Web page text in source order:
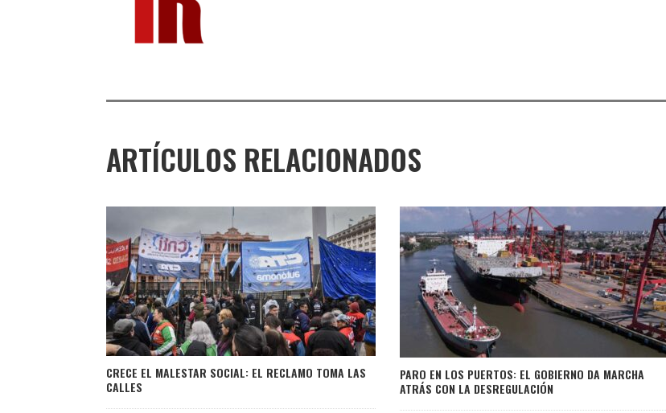
ARTÍCULOS RELACIONADOS
CRECE EL MALESTAR SOCIAL: EL RECLAMO TOMA LAS
CALLES
PARO EN LOS PUERTOS: EL GOBIERNO DA MARCHA
ATRÁS CON LA DESREGULACIÓN